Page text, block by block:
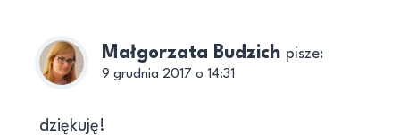
Małgorzata Budzich pisze:
9 grudnia 2017 o 14:31
dziękuję!